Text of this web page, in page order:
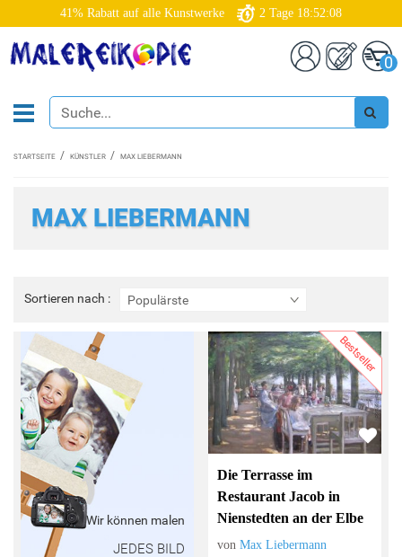
41% Rabatt auf alle Kunstwerke 2 Tage 18:52:06
0
STARTSEITE KÜNSTLER MAX LIEBERMANN
MAX LIEBERMANN
Sortieren nach : Populärste
Sortieren
nach
Wir können malen
JEDES BILD
Bestseller
Die Terrasse im
Restaurant Jacob in
Nienstedten an der Elbe
vonMax Liebermann